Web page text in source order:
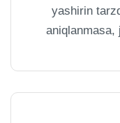
yashirin
aniqlanmasa,